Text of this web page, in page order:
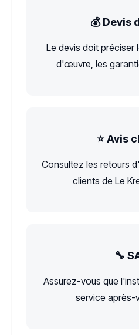
💰 Devis
Le devis doit préciser
d'œuvre, les
⭐ Avis
Consultez les retours
clients de Le
🔧
Assurez-vous que
service après-